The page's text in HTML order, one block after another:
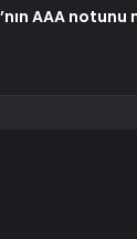
AAA notunu